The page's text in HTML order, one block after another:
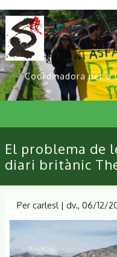
Vés
al
contingut
Coordinadora per a
User
Primary
links
El problema de
diari britànic
Per carlesl | dv., 06/12/